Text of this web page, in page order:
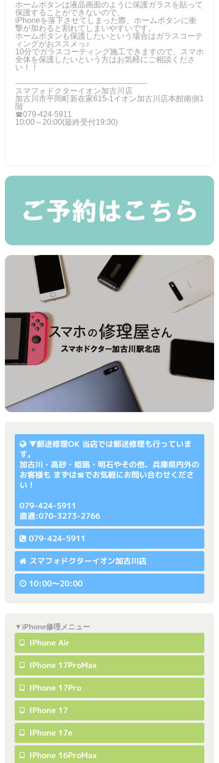
ホームボタンは液晶画面のように保護ガラスを貼って
保護することができないので、
iPhoneを落下させてしまった際、ホームボタンに衝
撃が加わると割れてしまいやすいです。
ホームボタンも保護したいという場合はガラスコーテ
ィングがおススメっ♪
10分でガラスコーティング施工できますので、スマホ
全体を保護したいという方はお気軽にご相談くださ
い！！
------------------------------------------------------
スマフォドクターイオン加古川店
加古川市平岡町新在家615-1イオン加古川店本館南側1
階
☎079-424-5911
10:00～20:00(最終受付19:30)
▼郵送修理OK 当店では郵送修理も行っていま
す。
加古川・高砂・姫路・明石やその他、兵庫県内外の
お客様も まずは☎でお気軽にお問い合わせくださ
い！
079-424-5911
直通:070-3273-2766
079-424-5911
スマフォドクターイオン加古川店
10:00〜20:00
▼iPhone修理メニュー
IPhone Air
IPhone 17ProMax
IPhone 17Pro
IPhone 17
IPhone 17e
IPhone 16ProMax